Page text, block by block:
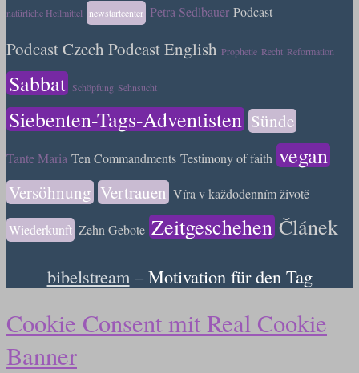
natürliche Heilmittel newstartcenter Petra Sedlbauer Podcast
Podcast Czech Podcast English Prophetie Recht Reformation
Sabbat Schöpfung Sehnsucht
Siebenten-Tags-Adventisten Sünde
Tante Maria Ten Commandments Testimony of faith vegan
Versöhnung Vertrauen Víra v každodenním životě
Wiederkunft Zehn Gebote Zeitgeschehen Článek
bibelstream– Motivation für den Tag
Cookie Consent mit Real Cookie
Banner